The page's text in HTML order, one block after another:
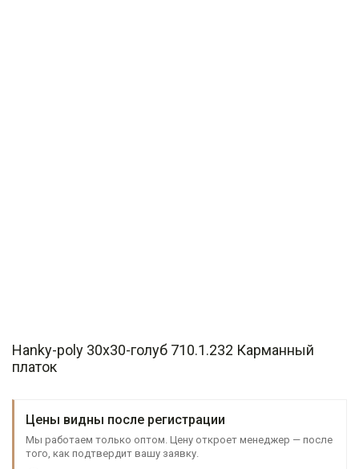
Hanky-poly 30х30-голуб 710.1.232 Карманный
платок
Цены видны после регистрации
Мы работаем только оптом. Цену откроет менеджер — после
того, как подтвердит вашу заявку.